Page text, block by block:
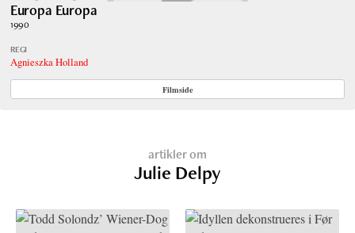
Europa Europa
1990
REGI
Agnieszka Holland
Filmside
artikler om
Julie Delpy